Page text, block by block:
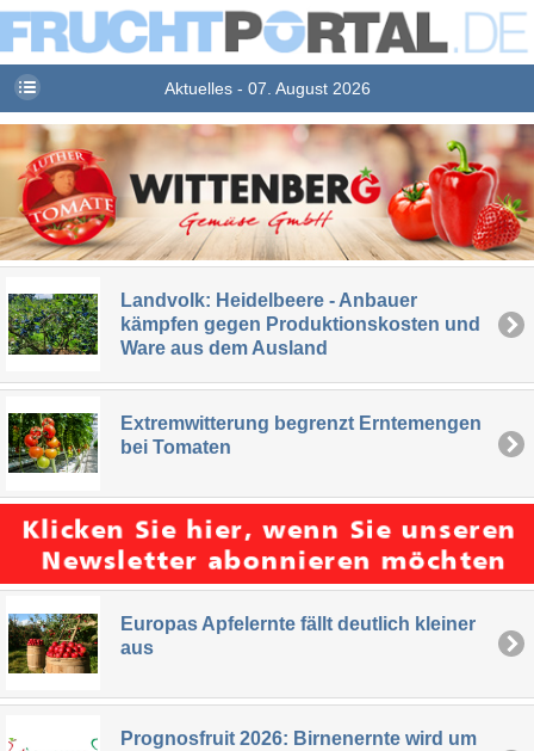
Aktuelles - 07. August 2026
Landvolk: Heidelbeere - Anbauer
kämpfen gegen Produktionskosten und
Ware aus dem Ausland
Extremwitterung begrenzt Erntemengen
bei Tomaten
Europas Apfelernte fällt deutlich kleiner
aus
Prognosfruit 2026: Birnenernte wird um